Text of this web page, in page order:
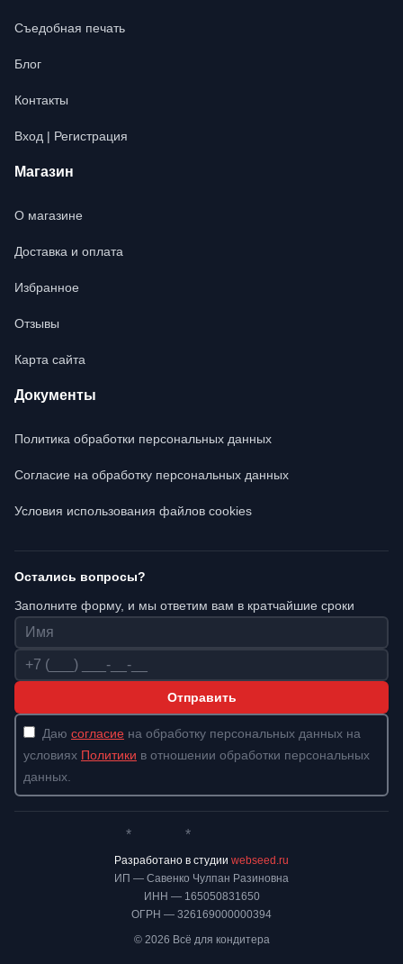
Съедобная печать
Блог
Контакты
Вход | Регистрация
Магазин
О магазине
Доставка и оплата
Избранное
Отзывы
Карта сайта
Документы
Политика обработки персональных данных
Согласие на обработку персональных данных
Условия использования файлов cookies
Остались вопросы?
Заполните форму, и мы ответим вам в кратчайшие сроки
Имя
Телефон
Отправить
Даю согласие на обработку персональных данных на
условиях Политики в отношении обработки персональных
данных.
ИП — Савенко Чулпан Разиновна
ИНН — 165050831650
ОГРН — 326169000000394
© 2026 Всё для кондитера
* *
Разработано в студии webseed.ru